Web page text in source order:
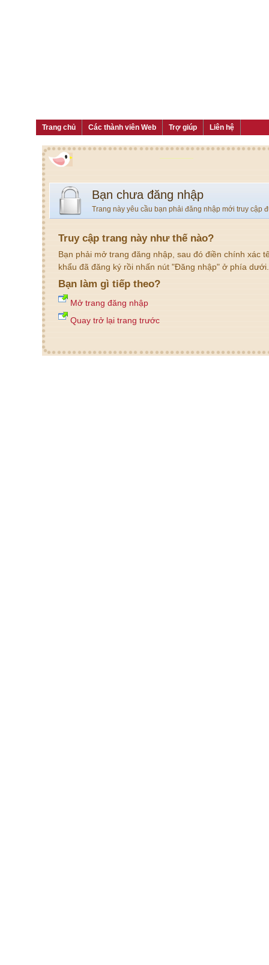
Trang chủ Các thành viên Web Trợ giúp Liên hệ
Bạn chưa đăng nhập
Trang này yêu cầu bạn phải đăng nhập mới truy cập
Truy cập trang này như thế nào?
Bạn phải mở trang đăng nhập, sau đó điền chính xác
khẩu đã đăng ký rồi nhấn nút "Đăng nhập" ở phía dưới.
Bạn làm gì tiếp theo?
Mở trang đăng nhập
Quay trở lại trang trước